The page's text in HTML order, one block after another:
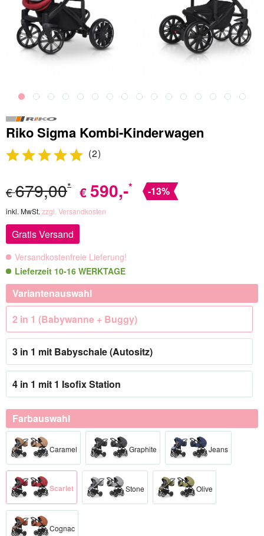
Riko Sigma Kombi-Kinderwagen
(2)
€679,00* € 590,-* -13%
inkl. MwSt. zzgl. Versandkosten
Gratis Versand
Versandkostenfreie Lieferung!
Lieferzeit 10-16 WERKTAGE
Variantenauswahl
2 in 1 (Babywanne + Buggy)
3 in 1 mit Babyschale (Autositz)
4 in 1 mit 1 Isofix Station
Farbauswahl
Caramel Graphite Jeans
Scarlet Stone Olive
Cognac